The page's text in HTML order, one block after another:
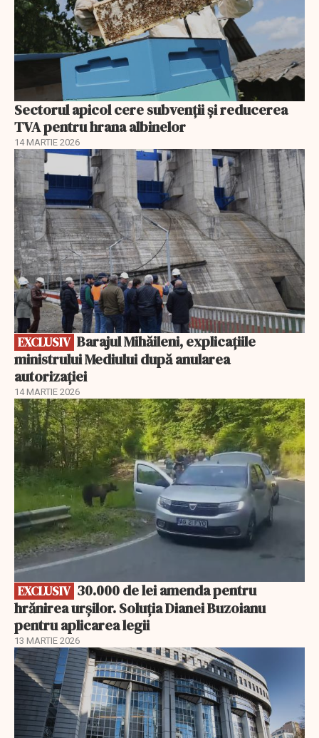
Sectorul apicol cere subvenții și reducerea
TVA pentru hrana albinelor
14 MARTIE 2026
EXCLUSIV
EXCLUSIV
ministrului Mediului după anularea
autorizației
14 MARTIE 2026
EXCLUSIV
EXCLUSIV
hrănirea urșilor. Soluția Dianei Buzoianu
pentru aplicarea legii
13 MARTIE 2026